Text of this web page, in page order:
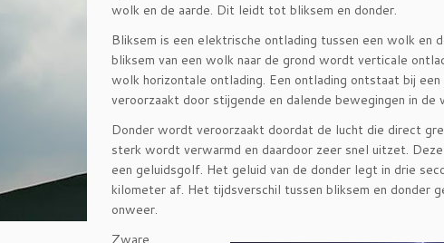
wolk en de aarde. Dit leidt tot bliksem en donder.
Bliksem is een elektrische ontlading tussen een wolk en
bliksem van een wolk naar de grond wordt verticale
wolk horizontale ontlading. Een ontlading ontstaat bij
veroorzaakt door stijgende en dalende bewegingen in de
Donder wordt veroorzaakt doordat de lucht die direct
sterk wordt verwarmd en daardoor zeer snel uitzet.
een geluidsgolf. Het geluid van de donder legt in drie
kilometer af. Het tijdsverschil tussen bliksem en donder
onweer.
Zware